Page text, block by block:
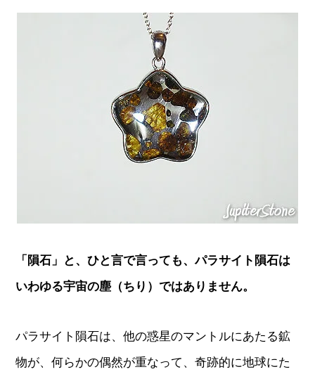
「隕石」と、ひと言で言っても、パラサイト隕石は
いわゆる宇宙の塵（ちり）ではありません。
パラサイト隕石は、他の惑星のマントルにあたる鉱
物が、何らかの偶然が重なって、奇跡的に地球にた